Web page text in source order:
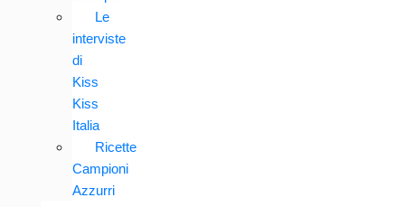
Le
interviste
di
Kiss
Kiss
Italia
Ricette
Campioni
Azzurri